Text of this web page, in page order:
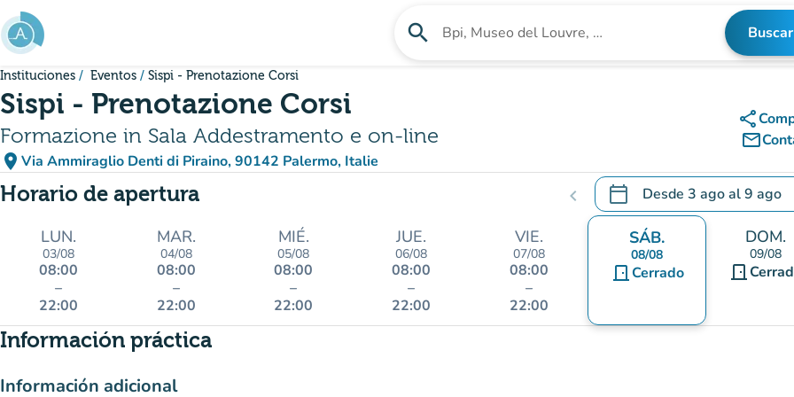
Ir al contenido principal
search Buscar un establecimiento Buscar
Instituciones Eventos Sispi - Prenotazione Corsi
Sispi - Prenotazione Corsi
Formazione in Sala Addestramento e on-line
place Via Ammiraglio Denti di Piraino, 90142 Palermo, Italie
(abrir en Google Maps)
(nueva pestaña)
share
mail_outline
Horario de apertura chevron_left calendar_today Desde 3 agoal9 ago
.Abra el calendario para
LUN.
03/08
08:00
–
22:00
MAR.
04/08
08:00
–
22:00
MIÉ.
05/08
08:00
–
22:00
JUE.
06/08
08:00
–
22:00
VIE.
07/08
08:00
–
22:00
SÁB.
08/08
door_front Cerrado
DOM.
09/08
door_front
Información práctica
Información adicional